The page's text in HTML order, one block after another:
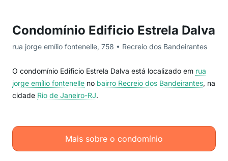
Condomínio Edificio Estrela Dalva
rua jorge emílio fontenelle, 758 • Recreio dos Bandeirantes
O condomínio Edificio Estrela Dalva está localizado em rua
jorge emílio fontenelle no bairro Recreio dos Bandeirantes, na
cidade Rio de Janeiro-RJ.
Mais sobre o condomínio